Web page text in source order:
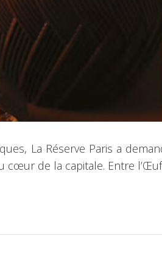
La Réserve Paris a
cœur de la capitale. Entre